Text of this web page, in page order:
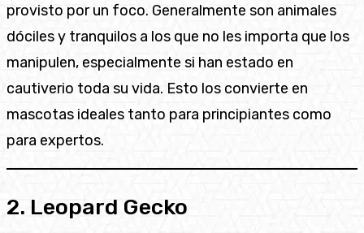
provisto por un foco. Generalmente son animales
dóciles y tranquilos a los que no les importa que los
manipulen, especialmente si han estado en
cautiverio toda su vida. Esto los convierte en
mascotas ideales tanto para principiantes como
para expertos.
2. Leopard Gecko